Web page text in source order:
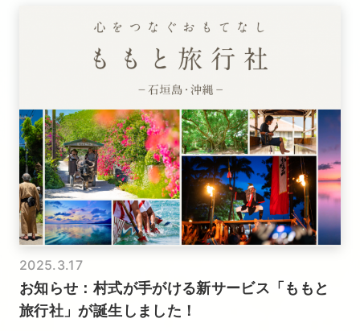
2025.3.17
お知らせ：村式が手がける新サービス「ももと
旅行社」が誕生しました！